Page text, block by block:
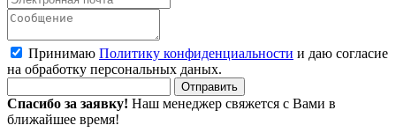
Принимаю Политику конфиденциальности и даю согласие
на обработку персональных даных.
Спасибо за заявку! Наш менеджер свяжется с Вами в
ближайшее время!